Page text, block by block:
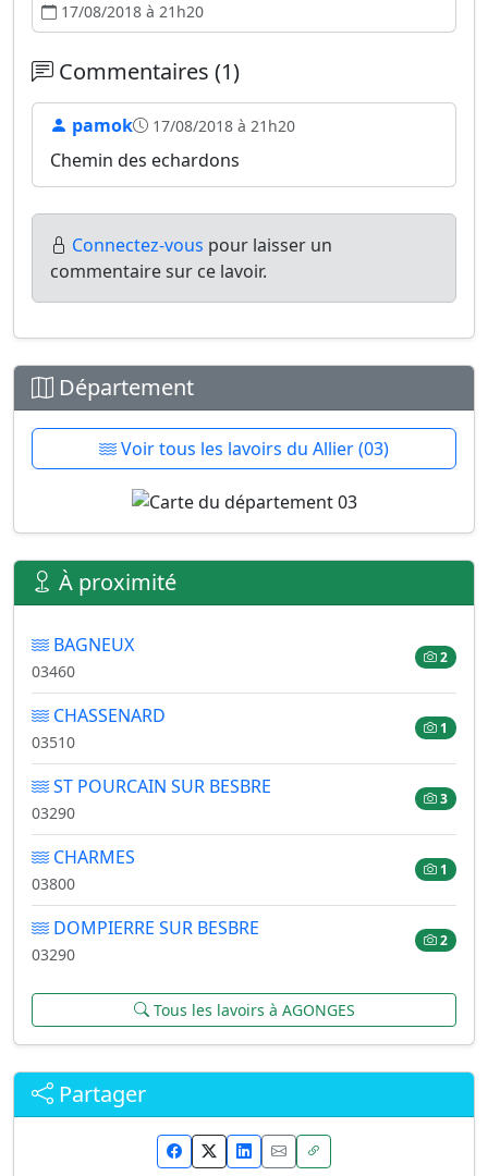
17/08/2018 à 21h20
Commentaires (1)
pamok 17/08/2018 à 21h20
Chemin des echardons
Connectez-vous pour laisser un
commentaire sur ce lavoir.
Département
Voir tous les lavoirs du Allier (03)
À proximité
BAGNEUX
03460
2
CHASSENARD
03510
1
ST POURCAIN SUR BESBRE
03290
3
CHARMES
03800
1
DOMPIERRE SUR BESBRE
03290
2
Tous les lavoirs à AGONGES
Partager